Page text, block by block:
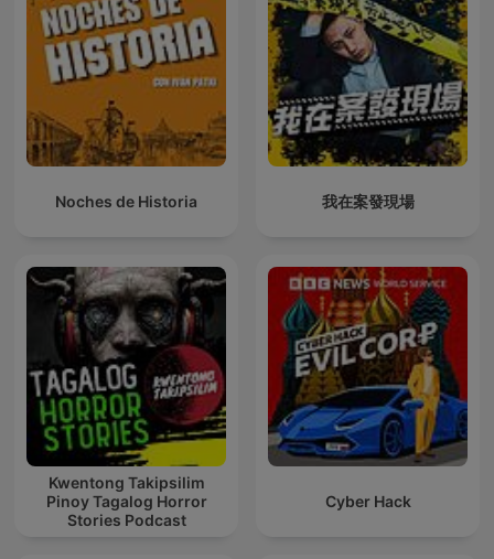
Noches de Historia 我在案發現場
Kwentong Takipsilim
Pinoy Tagalog Horror
Stories Podcast
Cyber Hack